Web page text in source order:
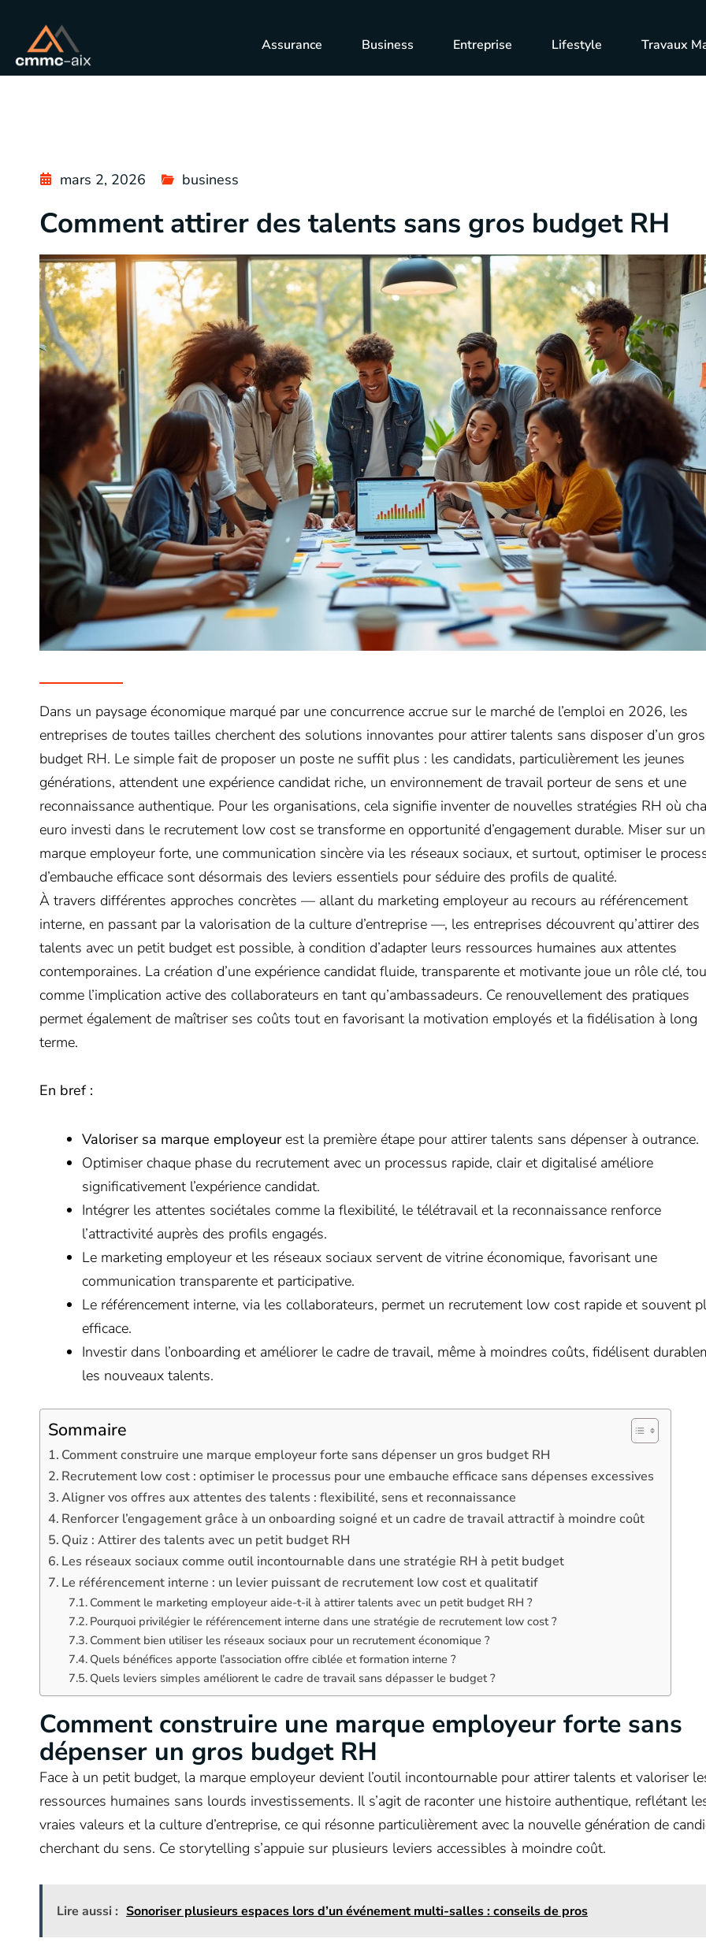
Assurance Business Entreprise Lifestyle Travaux
mars 2, 2026 business
Comment attirer des talents sans gros budget RH
Dans un paysage économique marqué par une concurrence accrue sur le marché de l’emploi en 2026, les
entreprises de toutes tailles cherchent des solutions innovantes pour attirer talents sans disposer d’un gros
budget RH. Le simple fait de proposer un poste ne suffit plus : les candidats, particulièrement les jeunes
générations, attendent une expérience candidat riche, un environnement de travail porteur de sens et une
reconnaissance authentique. Pour les organisations, cela signifie inventer de nouvelles stratégies RH où
euro investi dans le recrutement low cost se transforme en opportunité d’engagement durable. Miser sur
marque employeur forte, une communication sincère via les réseaux sociaux, et surtout, optimiser le
d’embauche efficace sont désormais des leviers essentiels pour séduire des profils de qualité.
À travers différentes approches concrètes — allant du marketing employeur au recours au référencement
interne, en passant par la valorisation de la culture d’entreprise —, les entreprises découvrent qu’attirer des
talents avec un petit budget est possible, à condition d’adapter leurs ressources humaines aux attentes
contemporaines. La création d’une expérience candidat fluide, transparente et motivante joue un rôle clé,
comme l’implication active des collaborateurs en tant qu’ambassadeurs. Ce renouvellement des pratiques
permet également de maîtriser ses coûts tout en favorisant la motivation employés et la fidélisation à long
terme.
En bref :
Valoriser sa marque employeurest la première étape pour attirer talents sans dépenser à outrance.
Optimiser chaque phase du recrutement avec un processus rapide, clair et digitalisé améliore
significativement l’expérience candidat.
Intégrer les attentes sociétales comme la flexibilité, le télétravail et la reconnaissance renforce
l’attractivité auprès des profils engagés.
Le marketing employeur et les réseaux sociaux servent de vitrine économique, favorisant une
communication transparente et participative.
Le référencement interne, via les collaborateurs, permet un recrutement low cost rapide et souvent
efficace.
Investir dans l’onboarding et améliorer le cadre de travail, même à moindres coûts, fidélisent
les nouveaux talents.
Sommaire
Comment construire une marque employeur forte sans dépenser un gros budget RH
Recrutement low cost : optimiser le processus pour une embauche efficace sans dépenses excessives
Aligner vos offres aux attentes des talents : flexibilité, sens et reconnaissance
Renforcer l’engagement grâce à un onboarding soigné et un cadre de travail attractif à moindre coût
Quiz : Attirer des talents avec un petit budget RH
Les réseaux sociaux comme outil incontournable dans une stratégie RH à petit budget
Le référencement interne : un levier puissant de recrutement low cost et qualitatif
Comment le marketing employeur aide-t-il à attirer talents avec un petit budget RH ?
Pourquoi privilégier le référencement interne dans une stratégie de recrutement low cost ?
Comment bien utiliser les réseaux sociaux pour un recrutement économique ?
Quels bénéfices apporte l’association offre ciblée et formation interne ?
Quels leviers simples améliorent le cadre de travail sans dépasser le budget ?
Comment construire une marque employeur forte sans
dépenser un gros budget RH
Face à un petit budget, la marque employeur devient l’outil incontournable pour attirer talents et valoriser
ressources humaines sans lourds investissements. Il s’agit de raconter une histoire authentique, reflétant
vraies valeurs et la culture d’entreprise, ce qui résonne particulièrement avec la nouvelle génération de
cherchant du sens. Ce storytelling s’appuie sur plusieurs leviers accessibles à moindre coût.
Lire aussi : Sonoriser plusieurs espaces lors d’un événement multi-salles : conseils de pros